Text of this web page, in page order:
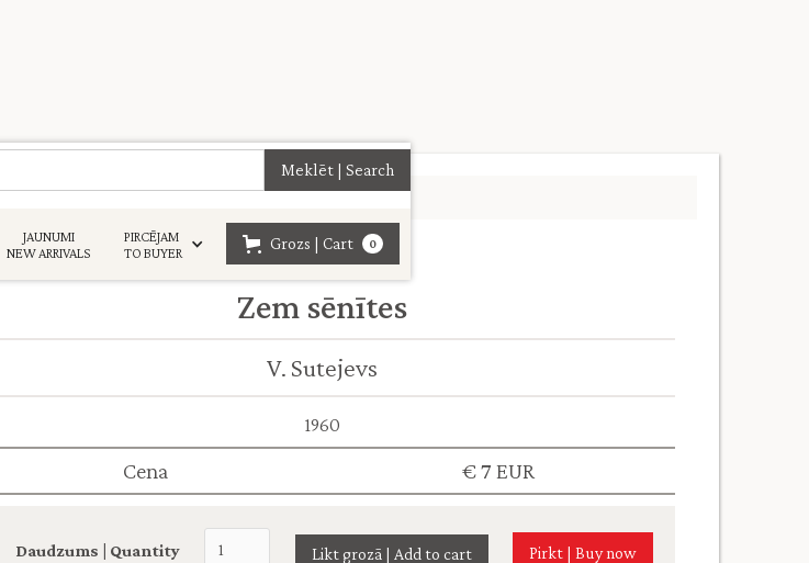
JAUNUMI
NEW ARRIVALS
PIRCĒJAM
TO BUYER
Grozs | Cart 0
Zem sēnītes
V. Sutejevs
1960
Cena € 7 EUR
Daudzums | Quantity Pirkt | Buy now